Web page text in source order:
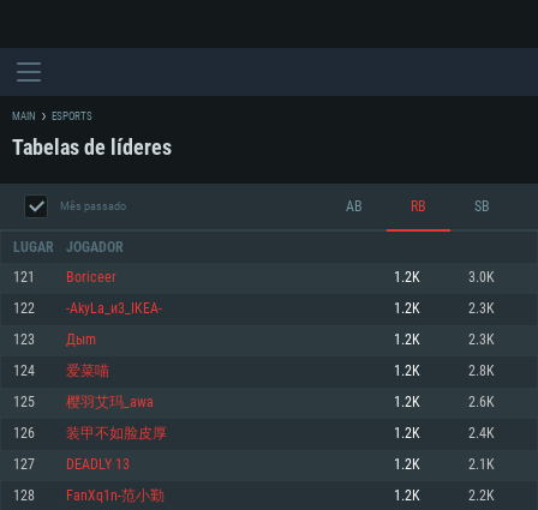
REQUERIMENTOS DE SISTEMA
Mínimo
Sistema Operativo: Windows 10 (64 bit)
Mínimo
Sistema Operativo: Mac OS Big Sur 11.0 ou versão mais recente
Mínimo
Sistema Operativo: Distribuições mais modernas do Linux de 64bit
MAIN ESPORTS
Tabelas de líderes
Mês passado AB RB SB
LUGAR JOGADOR
121 Boriceer 1.2K 3.0K
122 -AkyLa_и3_IKEA- 1.2K 2.3K
123 Дыm 1.2K 2.3K
124 爱菜喵 1.2K 2.8K
125 樱羽艾玛_awa 1.2K 2.6K
126 装甲不如脸皮厚 1.2K 2.4K
127 DEADLY 13 1.2K 2.1K
128 FanXq1n-范小勤 1.2K 2.2K